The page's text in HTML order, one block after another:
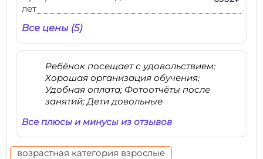
лет
Все цены (5)
Ребёнок посещает с удовольствием;
Хорошая организация обучения;
Удобная оплата; Фотоотчёты после
занятий; Дети довольные
Все плюсы и минусы из отзывов
возрастная категория взрослые